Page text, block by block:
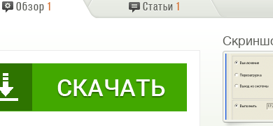
Обзор 1 Статьи 1